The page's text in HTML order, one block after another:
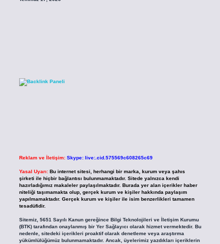
Reklam ve İletişim: Skype: live:.cid.575569c608265c69
Yasal Uyarı: Bu internet sitesi, herhangi bir marka, kurum veya şahıs
şirketi ile hiçbir bağlantısı bulunmamaktadır. Sitede yalnızca kendi
hazırladığımız makaleler paylaşılmaktadır. Burada yer alan içerikler haber
niteliği taşımamakta olup, gerçek kurum ve kişiler hakkında paylaşım
yapılmamaktadır. Gerçek kurum ve kişiler ile isim benzerlikleri tamamen
tesadüfidir.
Sitemiz, 5651 Sayılı Kanun gereğince Bilgi Teknolojileri ve İletişim Kurumu
(BTK) tarafından onaylanmış bir Yer Sağlayıcı olarak hizmet vermektedir. Bu
nedenle, sitedeki içerikleri proaktif olarak denetleme veya araştırma
yükümlülüğümüz bulunmamaktadır. Ancak, üyelerimiz yazdıkları içeriklerin